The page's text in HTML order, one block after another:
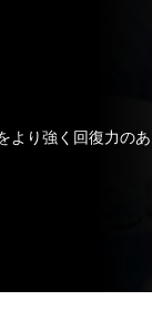
り強く回復力の